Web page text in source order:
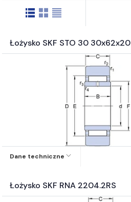
Łożysko SKF STO 30 30x62x20
Dane techniczne
Łożysko SKF RNA 2204.2RS